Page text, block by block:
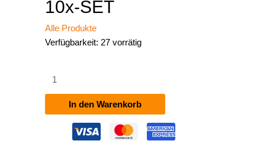
10x-SET
Alle Produkte
Verfügbarkeit: 27 vorrätig
PLS-
Absperrständer
Personenleitsystem
schwarz
In den Warenkorb